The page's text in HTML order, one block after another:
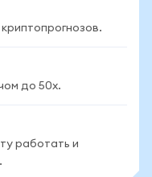
криптопрогнозов.
до 50x.
работать и